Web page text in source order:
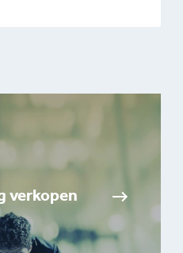
verkopen